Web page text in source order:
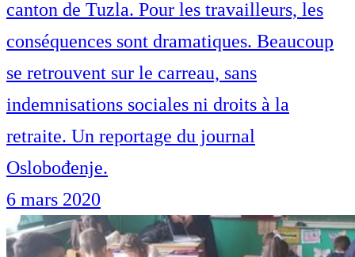
canton de Tuzla. Pour les travailleurs, les
conséquences sont dramatiques. Beaucoup
se retrouvent sur le carreau, sans
indemnisations sociales ni droits à la
retraite. Un reportage du journal
Oslobođenje.
6 mars 2020